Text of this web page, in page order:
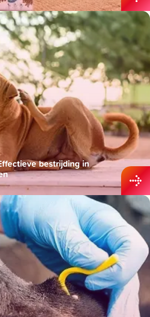
bestrijding in